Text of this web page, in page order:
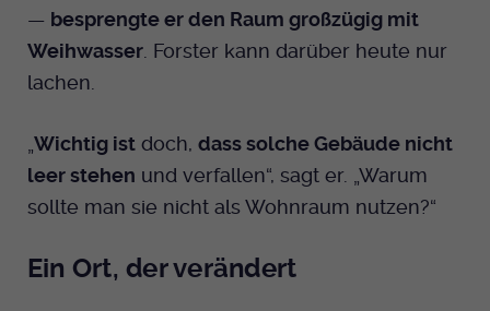
— besprengte er den Raum großzügig mit
Weihwasser . Forster kann darüber heute nur
lachen.
Wichtig ist doch, dass solche Gebäude nicht
leer stehen und verfallen“, sagt er. „Warum
sollte man sie nicht als Wohnraum nutzen?“
Ein Ort, der verändert